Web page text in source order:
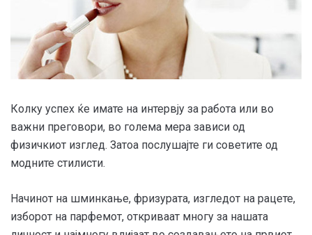
Колку успех ќе имате на интервју за работа или во
важни преговори, во голема мера зависи од
физичкиот изглед. Затоа послушајте ги советите од
модните стилисти.
Начинот на шминкање, фризурата, изгледот на рацете,
изборот на парфемот, откриваат многу за нашата